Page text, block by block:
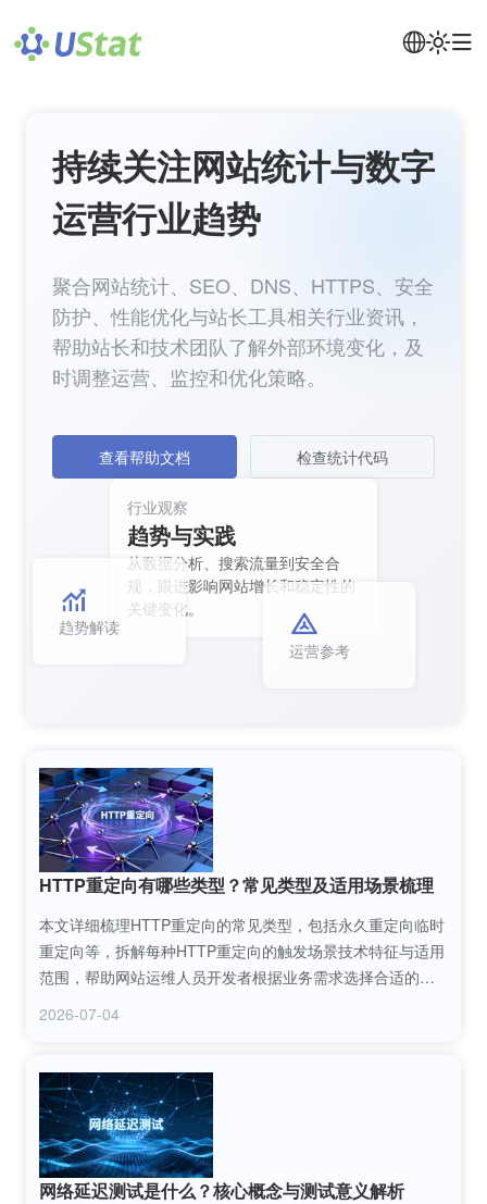
持续关注网站统计与数字
运营行业趋势
聚合网站统计、SEO、DNS、HTTPS、安全
防护、性能优化与站长工具相关行业资讯，
帮助站长和技术团队了解外部环境变化，及
时调整运营、监控和优化策略。
查看帮助文档 检查统计代码
行业观察
趋势与实践
从数据分析、搜索流量到安全合
规，跟进影响网站增长和稳定性的
关键变化。
趋势解读
运营参考
HTTP重定向有哪些类型？常见类型及适用场景梳理
本文详细梳理HTTP重定向的常见类型，包括永久重定向临时
重定向等，拆解每种HTTP重定向的触发场景技术特征与适用
范围，帮助网站运维人员开发者根据业务需求选择合适的
2026-07-04
网络延迟测试是什么？核心概念与测试意义解析